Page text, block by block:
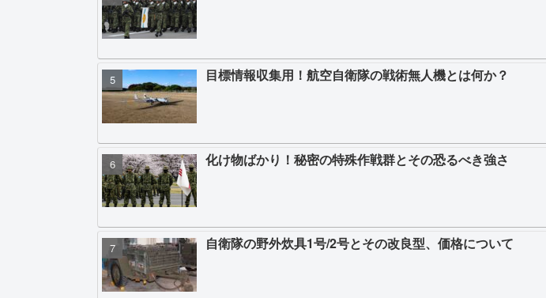
目標情報収集用！航空自衛隊の戦術無人機とは何か？
化け物ばかり！秘密の特殊作戦群とその恐るべき強さ
自衛隊の野外炊具1号/2号とその改良型、価格について